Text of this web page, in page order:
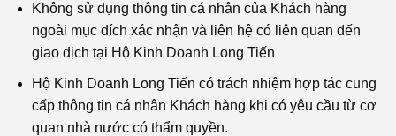
Không sử dụng thông tin cá nhân của Khách hàng
ngoài mục đích xác nhận và liên hệ có liên quan đến
giao dịch tại Hộ Kinh Doanh Long Tiến
Hộ Kinh Doanh Long Tiến có trách nhiệm hợp tác cung
cấp thông tin cá nhân Khách hàng khi có yêu cầu từ cơ
quan nhà nước có thẩm quyền.